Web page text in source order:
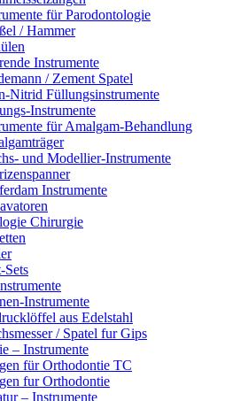
für Parodontologie
/ Hammer
Instrumente
/ Zement Spatel
Nitrid Füllungsinstrumente
Instrumente
für Amalgam-Behandlung
und Modellier-Instrumente
Instrumente
Chirurgie
Sets
Instrumente
aus Edelstahl
/ Spatel fur Gips
– Instrumente
für Orthodontie TC
fur Orthodontie
– Instrumente